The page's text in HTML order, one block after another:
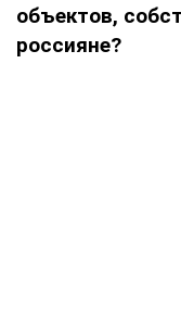
объектов,
россияне?